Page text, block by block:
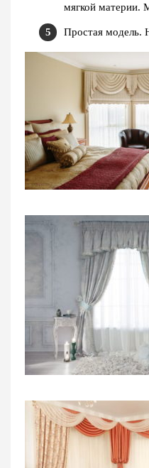
мягкой материи.
Простая модель.